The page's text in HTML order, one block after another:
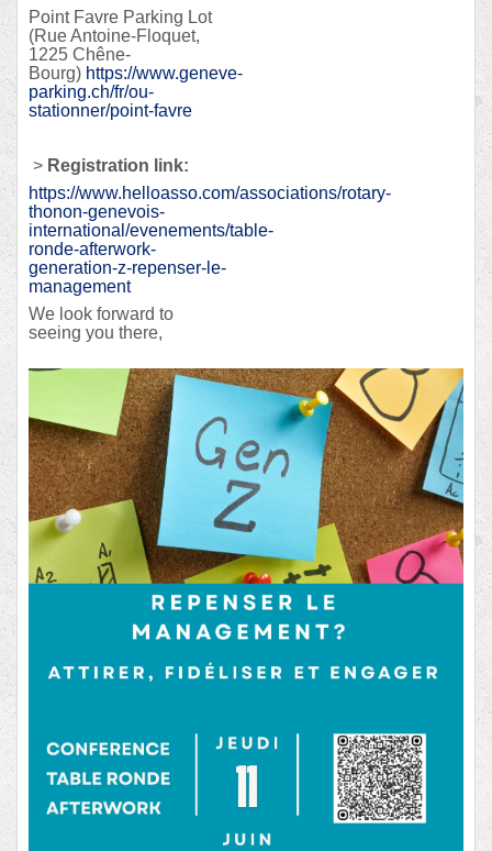
Point Favre Parking Lot
(Rue Antoine-Floquet,
1225 Chêne-
Bourg) https://www.geneve-
parking.ch/fr/ou-
stationner/point-favre
> Registration link:
https://www.helloasso.com/associations/rotary-
thonon-genevois-
international/evenements/table-
ronde-afterwork-
generation-z-repenser-le-
management
We look forward to
seeing you there,